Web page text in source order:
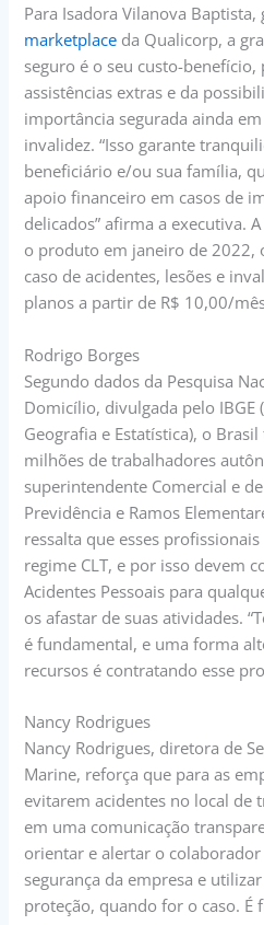
Para Isadora Vilanova
marketplace da Qualicorp, a
seguro é o seu custo-
assistências extras e da
importância segurada ainda
invalidez. “Isso garante
beneficiário e/ou sua família,
apoio financeiro em casos de
delicados” afirma a executiva.
o produto em janeiro de 2022,
caso de acidentes, lesões e
planos a partir de R$ 10,00/
Rodrigo Borges
Segundo dados da Pesquisa
Domicílio, divulgada pelo
Geografia e Estatística), o
milhões de trabalhadores
superintendente Comercial e
Previdência e Ramos
ressalta que esses
regime CLT, e por isso devem
Acidentes Pessoais para
os afastar de suas atividades.
é fundamental, e uma forma
recursos é contratando esse
Nancy Rodrigues
Nancy Rodrigues, diretora de
Marine, reforça que para as
evitarem acidentes no local de
em uma comunicação
orientar e alertar o
segurança da empresa e
proteção, quando for o caso.